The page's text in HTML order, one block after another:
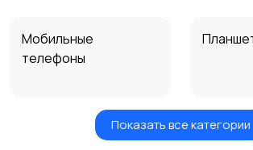
Мобильные
телефоны
Умные часы и
Показать все категории